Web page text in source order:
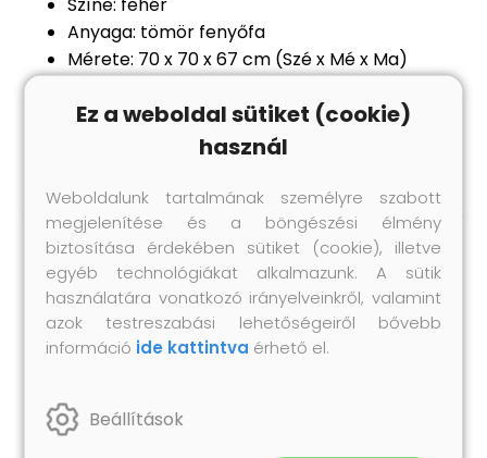
Színe: fehér
Anyaga: tömör fenyőfa
Mérete: 70 x 70 x 67 cm (Szé x Mé x Ma)
Összeszerelést igényel: igen
Párna mellékelve: Nem
Hasonló termékek
Ez a weboldal sütiket (cookie)
használ
Weboldalunk tartalmának személyre szabott
megjelenítése és a böngészési élmény
biztosítása érdekében sütiket (cookie), illetve
egyéb technológiákat alkalmazunk. A sütik
használatára vonatkozó irányelveinkről, valamint
azok testreszabási lehetőségeiről bővebb
információ ide kattintva érhető el.
Beállítások